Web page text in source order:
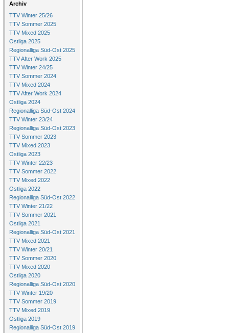
Archiv
TTV Winter 25/26
TTV Sommer 2025
TTV Mixed 2025
Ostliga 2025
Regionalliga Süd-Ost 2025
TTV After Work 2025
TTV Winter 24/25
TTV Sommer 2024
TTV Mixed 2024
TTV After Work 2024
Ostliga 2024
Regionalliga Süd-Ost 2024
TTV Winter 23/24
Regionalliga Süd-Ost 2023
TTV Sommer 2023
TTV Mixed 2023
Ostliga 2023
TTV Winter 22/23
TTV Sommer 2022
TTV Mixed 2022
Ostliga 2022
Regionalliga Süd-Ost 2022
TTV Winter 21/22
TTV Sommer 2021
Ostliga 2021
Regionalliga Süd-Ost 2021
TTV Mixed 2021
TTV Winter 20/21
TTV Sommer 2020
TTV Mixed 2020
Ostliga 2020
Regionalliga Süd-Ost 2020
TTV Winter 19/20
TTV Sommer 2019
TTV Mixed 2019
Ostliga 2019
Regionalliga Süd-Ost 2019